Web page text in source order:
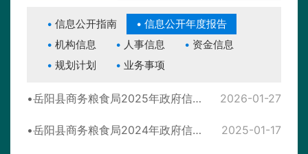
信息公开指南
信息公开年度报告
机构信息
人事信息
资金信息
规划计划
业务事项
岳阳县商务粮食局2025年政府信息公开工作年度报告 2026-01-27
岳阳县商务粮食局2024年政府信息公开工作年度报告 2025-01-17